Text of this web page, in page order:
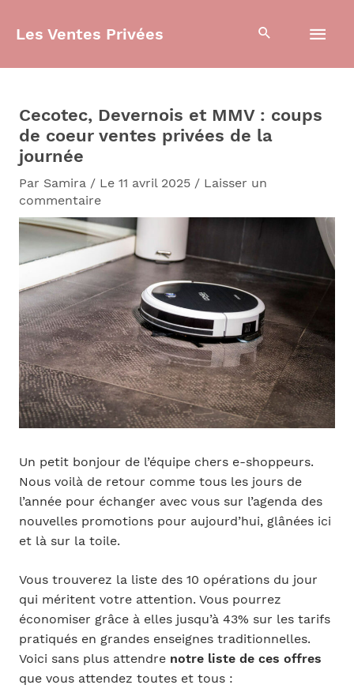
Les Ventes Privées
Cecotec, Devernois et MMV : coups
de coeur ventes privées de la
journée
Par Samira / Le 11 avril 2025 / Laisser un
commentaire
Un petit bonjour de l’équipe chers e-shoppeurs.
Nous voilà de retour comme tous les jours de
l’année pour échanger avec vous sur l’agenda des
nouvelles promotions pour aujourd’hui, glânées ici
et là sur la toile.
Vous trouverez la liste des 10 opérations du jour
qui méritent votre attention. Vous pourrez
économiser grâce à elles jusqu’à 43% sur les tarifs
pratiqués en grandes enseignes traditionnelles.
Voici sans plus attendre notre liste de ces offres
que vous attendez toutes et tous :